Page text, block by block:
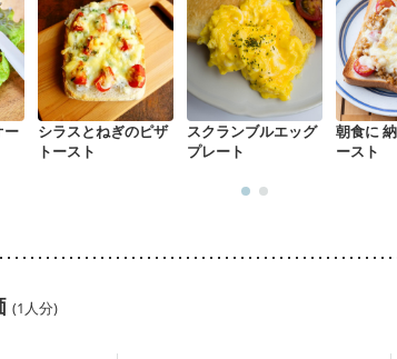
ー
シラスとねぎのピザ
トースト
スクランブルエッグ
プレート
朝食に
ースト
(1人分)